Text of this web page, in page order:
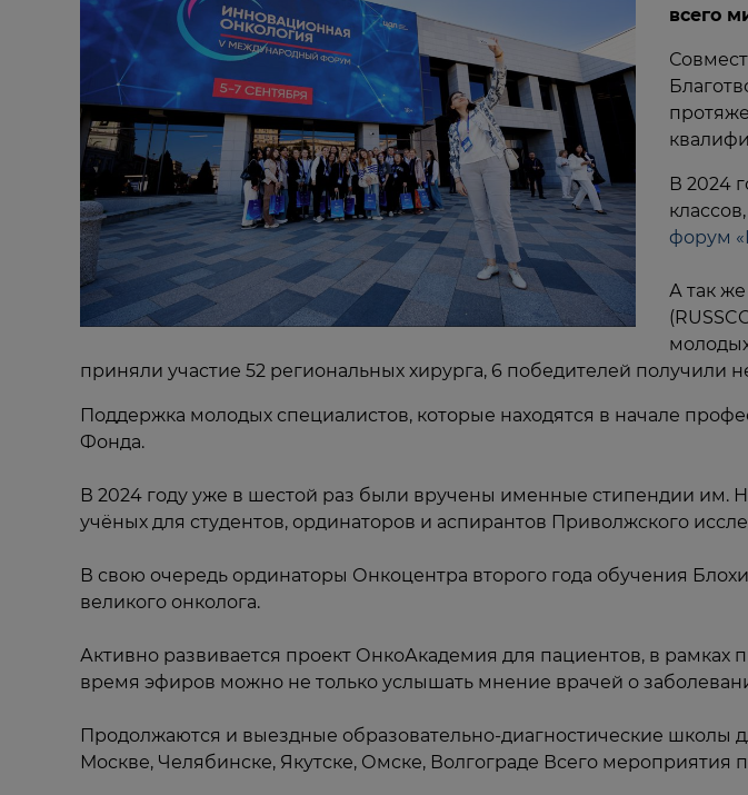
всего
В 2024
форум
А так
приняли участие 52 региональных хирурга, 6 победителей
Поддержка молодых специалистов, которые находятся в начале
Фонда.
В 2024 году уже в шестой раз были вручены именные стипендии им.
учёных для студентов, ординаторов и аспирантов Приволжского
В свою очередь ординаторы Онкоцентра второго года обучения
великого онколога.
Активно развивается проект ОнкоАкадемия для пациентов, в
время эфиров можно не только услышать мнение врачей о
Продолжаются и выездные образовательно-диагностические
Москве, Челябинске, Якутске, Омске, Волгограде Всего мероприятия